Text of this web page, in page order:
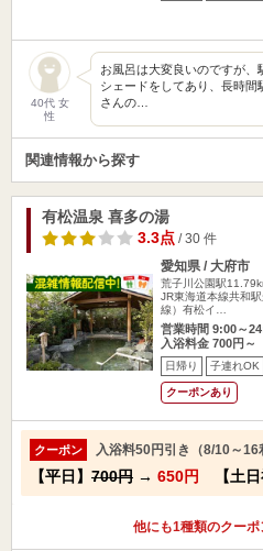
40代 女
性
お風呂は大変良いのですが
シェードをしてあり、長時
さんの…
関連情報から探す
有松温泉 喜多の湯
3.3点/ 30 件
愛知県 / 大府市
荒子川公園駅
JR東海道本線共和
線）有松イ…
営業時間 9:00～
入浴料金 700円～
日帰り 子連れOK
クーポンあり
クーポン 入浴料50円引き（8/10～16
【平日】 700円 → 650円 【土日
他にも1種類のクー